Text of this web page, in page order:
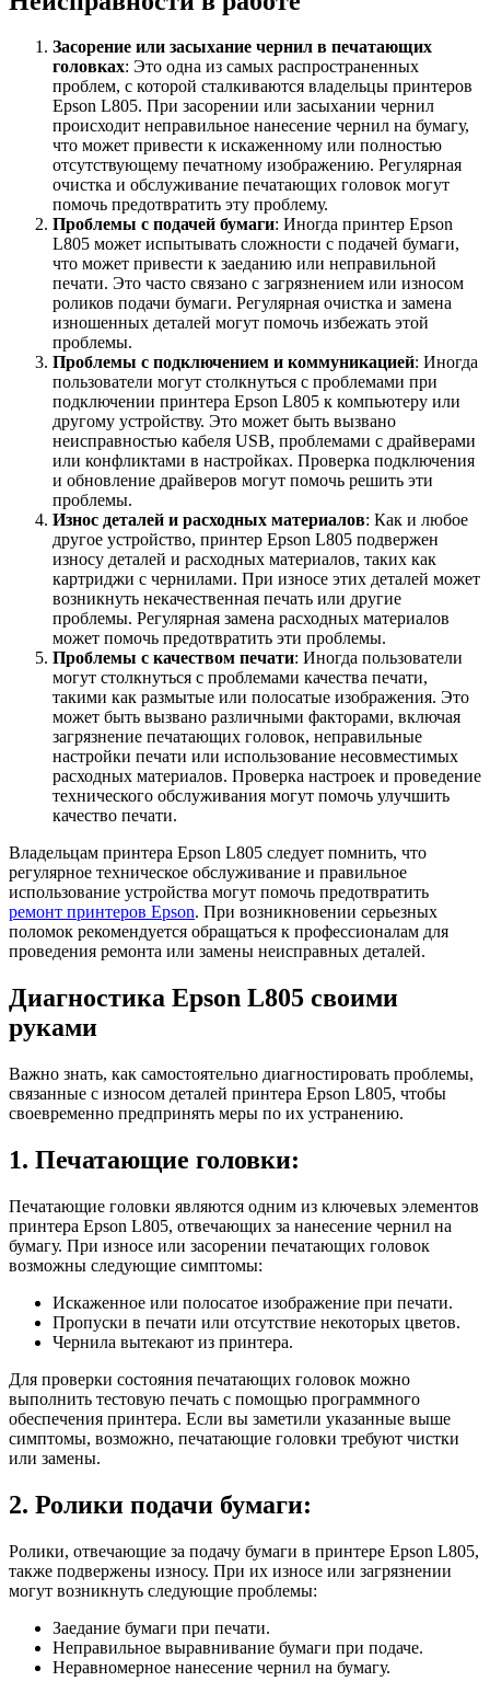
Засорение или засыхание чернил в печатающих
головках: Это одна из самых распространенных
проблем, с которой сталкиваются владельцы принтеров
Epson L805. При засорении или засыхании чернил
происходит неправильное нанесение чернил на бумагу,
что может привести к искаженному или полностью
отсутствующему печатному изображению. Регулярная
очистка и обслуживание печатающих головок могут
помочь предотвратить эту проблему.
Проблемы с подачей бумаги: Иногда принтер Epson
L805 может испытывать сложности с подачей бумаги,
что может привести к заеданию или неправильной
печати. Это часто связано с загрязнением или износом
роликов подачи бумаги. Регулярная очистка и замена
изношенных деталей могут помочь избежать этой
проблемы.
Проблемы с подключением и коммуникацией: Иногда
пользователи могут столкнуться с проблемами при
подключении принтера Epson L805 к компьютеру или
другому устройству. Это может быть вызвано
неисправностью кабеля USB, проблемами с драйверами
или конфликтами в настройках. Проверка подключения
и обновление драйверов могут помочь решить эти
проблемы.
Износ деталей и расходных материалов: Как и любое
другое устройство, принтер Epson L805 подвержен
износу деталей и расходных материалов, таких как
картриджи с чернилами. При износе этих деталей может
возникнуть некачественная печать или другие
проблемы. Регулярная замена расходных материалов
может помочь предотвратить эти проблемы.
Проблемы с качеством печати: Иногда пользователи
могут столкнуться с проблемами качества печати,
такими как размытые или полосатые изображения. Это
может быть вызвано различными факторами, включая
загрязнение печатающих головок, неправильные
настройки печати или использование несовместимых
расходных материалов. Проверка настроек и проведение
технического обслуживания могут помочь улучшить
качество печати.
Владельцам принтера Epson L805 следует помнить, что
регулярное техническое обслуживание и правильное
использование устройства могут помочь предотвратить
ремонт принтеров Epson. При возникновении серьезных
поломок рекомендуется обращаться к профессионалам для
проведения ремонта или замены неисправных деталей.
Диагностика Epson L805 своими
руками
Важно знать, как самостоятельно диагностировать проблемы,
связанные с износом деталей принтера Epson L805, чтобы
своевременно предпринять меры по их устранению.
1. Печатающие головки:
Печатающие головки являются одним из ключевых элементов
принтера Epson L805, отвечающих за нанесение чернил на
бумагу. При износе или засорении печатающих головок
возможны следующие симптомы:
Искаженное или полосатое изображение при печати.
Пропуски в печати или отсутствие некоторых цветов.
Чернила вытекают из принтера.
Для проверки состояния печатающих головок можно
выполнить тестовую печать с помощью программного
обеспечения принтера. Если вы заметили указанные выше
симптомы, возможно, печатающие головки требуют чистки
или замены.
2. Ролики подачи бумаги:
Ролики, отвечающие за подачу бумаги в принтере Epson L805,
также подвержены износу. При их износе или загрязнении
могут возникнуть следующие проблемы:
Заедание бумаги при печати.
Неправильное выравнивание бумаги при подаче.
Неравномерное нанесение чернил на бумагу.